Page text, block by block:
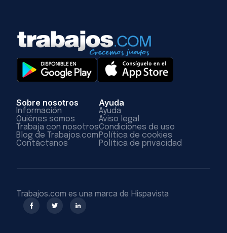
Sobre nosotros
Información
Quiénes somos
Trabaja con nosotros
Blog de Trabajos.com
Contáctanos
Ayuda
Ayuda
Aviso legal
Condiciones de uso
Política de cookies
Política de privacidad
Trabajos.com es una marca de Hispavista